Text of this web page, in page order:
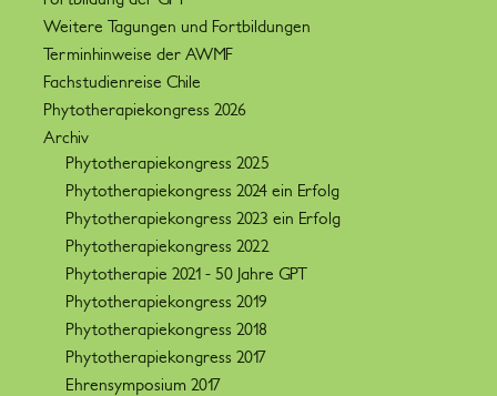
Weitere Tagungen und Fortbildungen
Terminhinweise der AWMF
Fachstudienreise Chile
Phytotherapiekongress 2026
Archiv
Phytotherapiekongress 2025
Phytotherapiekongress 2024 ein Erfolg
Phytotherapiekongress 2023 ein Erfolg
Phytotherapiekongress 2022
Phytotherapie 2021 - 50 Jahre GPT
Phytotherapiekongress 2019
Phytotherapiekongress 2018
Phytotherapiekongress 2017
Ehrensymposium 2017